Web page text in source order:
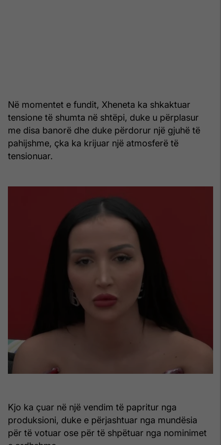
Në momentet e fundit, Xheneta ka shkaktuar
tensione të shumta në shtëpi, duke u përplasur
me disa banorë dhe duke përdorur një gjuhë të
pahijshme, çka ka krijuar një atmosferë të
tensionuar.
Kjo ka çuar në një vendim të papritur nga
produksioni, duke e përjashtuar nga mundësia
për të votuar ose për të shpëtuar nga nominimet